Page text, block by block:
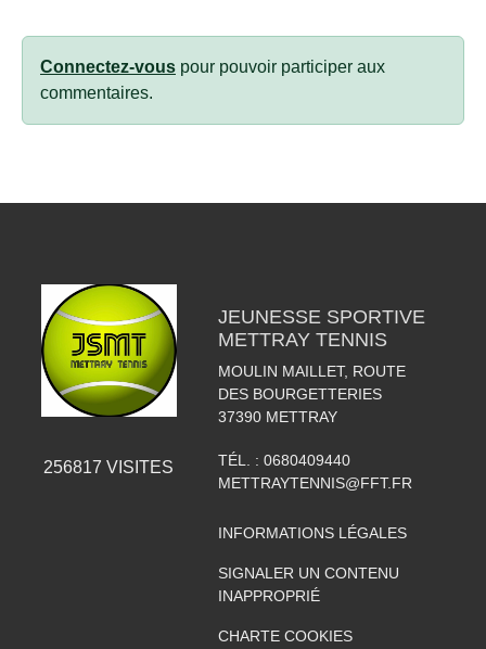
Connectez-vous pour pouvoir participer aux
commentaires.
256817 VISITES
JEUNESSE SPORTIVE
METTRAY TENNIS
MOULIN MAILLET, ROUTE
DES BOURGETTERIES
37390 METTRAY
TÉL. : 0680409440
METTRAYTENNIS@FFT.FR
INFORMATIONS LÉGALES
SIGNALER UN CONTENU
INAPPROPRIÉ
CHARTE COOKIES